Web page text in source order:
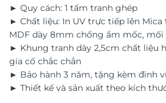
► Quy cách: 1 tấm tranh ghép
► Chất liệu: In UV trực tiếp lên
MDF dày 8mm chống ẩm mốc,
► Khung tranh dày 2,5cm chất liệu
gia cố chắc chắn
► Bảo hành 3 năm, tặng kèm đinh
► Thiết kế và sản xuất theo kích